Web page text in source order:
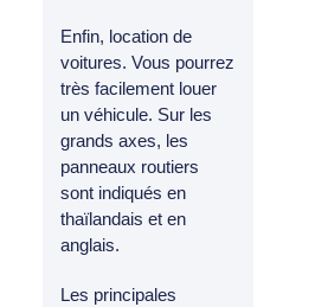
Enfin, location de
voitures. Vous pourrez
très facilement louer
un véhicule. Sur les
grands axes, les
panneaux routiers
sont indiqués en
thaïlandais et en
anglais.
Les principales